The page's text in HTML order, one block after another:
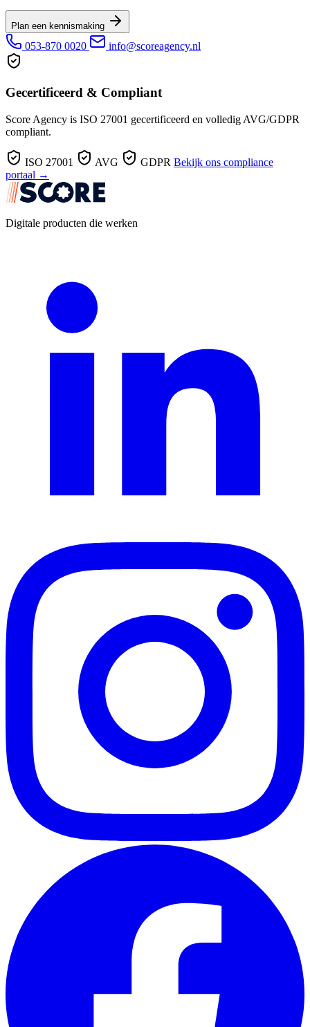
Plan een kennismaking
053-870 0020 info@scoreagency.nl
Gecertificeerd & Compliant
Score Agency is ISO 27001 gecertificeerd en volledig AVG/GDPR
compliant.
ISO 27001 AVG GDPR Bekijk ons compliance
portaal →
Digitale producten die werken